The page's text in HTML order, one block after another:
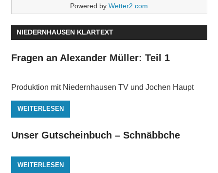
Powered by Wetter2.com
NIEDERNHAUSEN KLARTEXT
Fragen an Alexander Müller: Teil 1
Produktion mit Niedernhausen TV und Jochen Haupt
WEITERLESEN
Unser Gutscheinbuch – Schnäbbche
WEITERLESEN